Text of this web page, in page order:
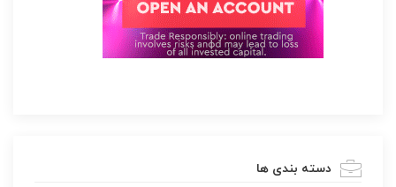
دسته بندی ها